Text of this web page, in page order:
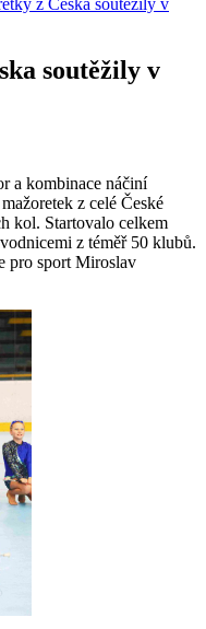
z Česka soutěžily v
soutěžily v
a kombinace náčiní
z celé České
kol. Startovalo celkem
z téměř 50 klubů.
pro sport Miroslav